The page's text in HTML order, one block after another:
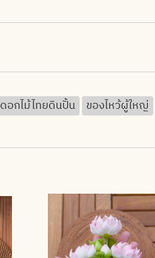
ดอกไม้ไทยดินปั้น ของไหว้ผู้ใหญ่